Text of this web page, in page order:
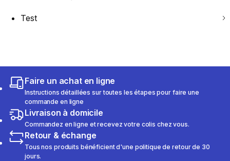
Test
Faire un achat en ligne
Instructions détaillées sur toutes les étapes pour faire une
commande en ligne
Livraison à domicile
Commandez en ligne et recevez votre colis chez vous.
Retour & échange
Tous nos produits bénéficient d'une politique de retour de 30
jours.